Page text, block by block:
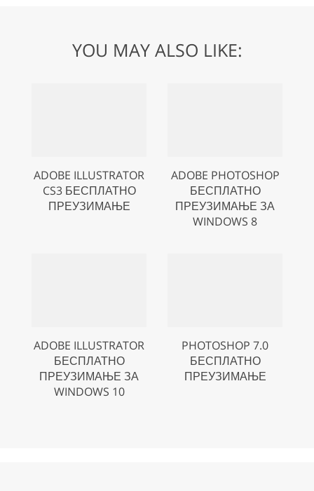
YOU MAY ALSO LIKE:
ADOBE ILLUSTRATOR
CS3 БЕСПЛАТНО
ПРЕУЗИМАЊЕ
ADOBE PHOTOSHOP
БЕСПЛАТНО
ПРЕУЗИМАЊЕ ЗА
WINDOWS 8
ADOBE ILLUSTRATOR
БЕСПЛАТНО
ПРЕУЗИМАЊЕ ЗА
WINDOWS 10
PHOTOSHOP 7.0
БЕСПЛАТНО
ПРЕУЗИМАЊЕ